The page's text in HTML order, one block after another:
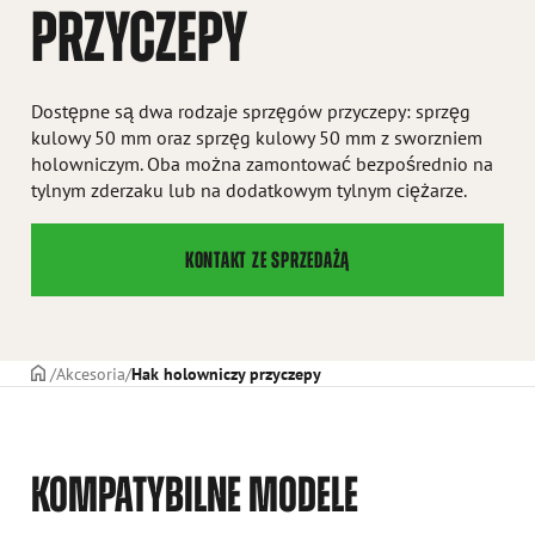
PRZYCZEPY
Dostępne są dwa rodzaje sprzęgów przyczepy: sprzęg
kulowy 50 mm oraz sprzęg kulowy 50 mm z sworzniem
holowniczym. Oba można zamontować bezpośrednio na
tylnym zderzaku lub na dodatkowym tylnym ciężarze.
KONTAKT ZE SPRZEDAŻĄ
STRONA TYTUŁOWA
Akcesoria Hak holowniczy przyczepy
KOMPATYBILNE MODELE